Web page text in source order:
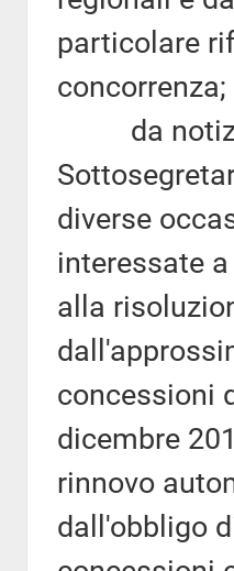
particolare
concorrenza;
da notizie
diverse
interessate
alla
concessioni
dicembre
rinnovo
dall'obbligo